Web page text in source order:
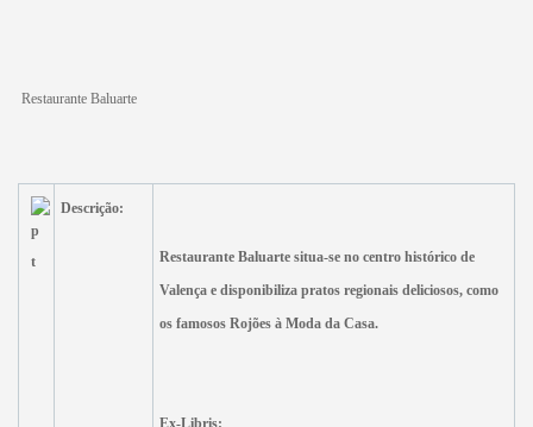
Restaurante Baluarte
Descrição:
Restaurante Baluarte situa-se no centro histórico de
Valença e disponibiliza pratos regionais deliciosos, como
os famosos Rojões à Moda da Casa.
Ex-Libris: